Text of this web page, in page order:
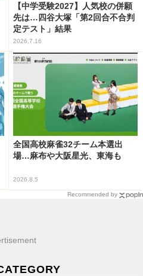
【中学受験2027】人気校の併願
先は…四谷大塚「第2回合不合判
定テスト」結果
2026.7.16
全国高校麻雀32チーム本選出
場…麻布や大阪星光、東海も
2026.8.5
Recommended by